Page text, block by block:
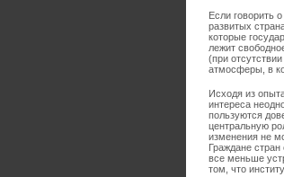
Если говорить
развитых
которые
лежит
(при
атмосферы, в
Исходя из
интереса
пользуются
центральную
изменения не
Граждане
все меньше
том, что